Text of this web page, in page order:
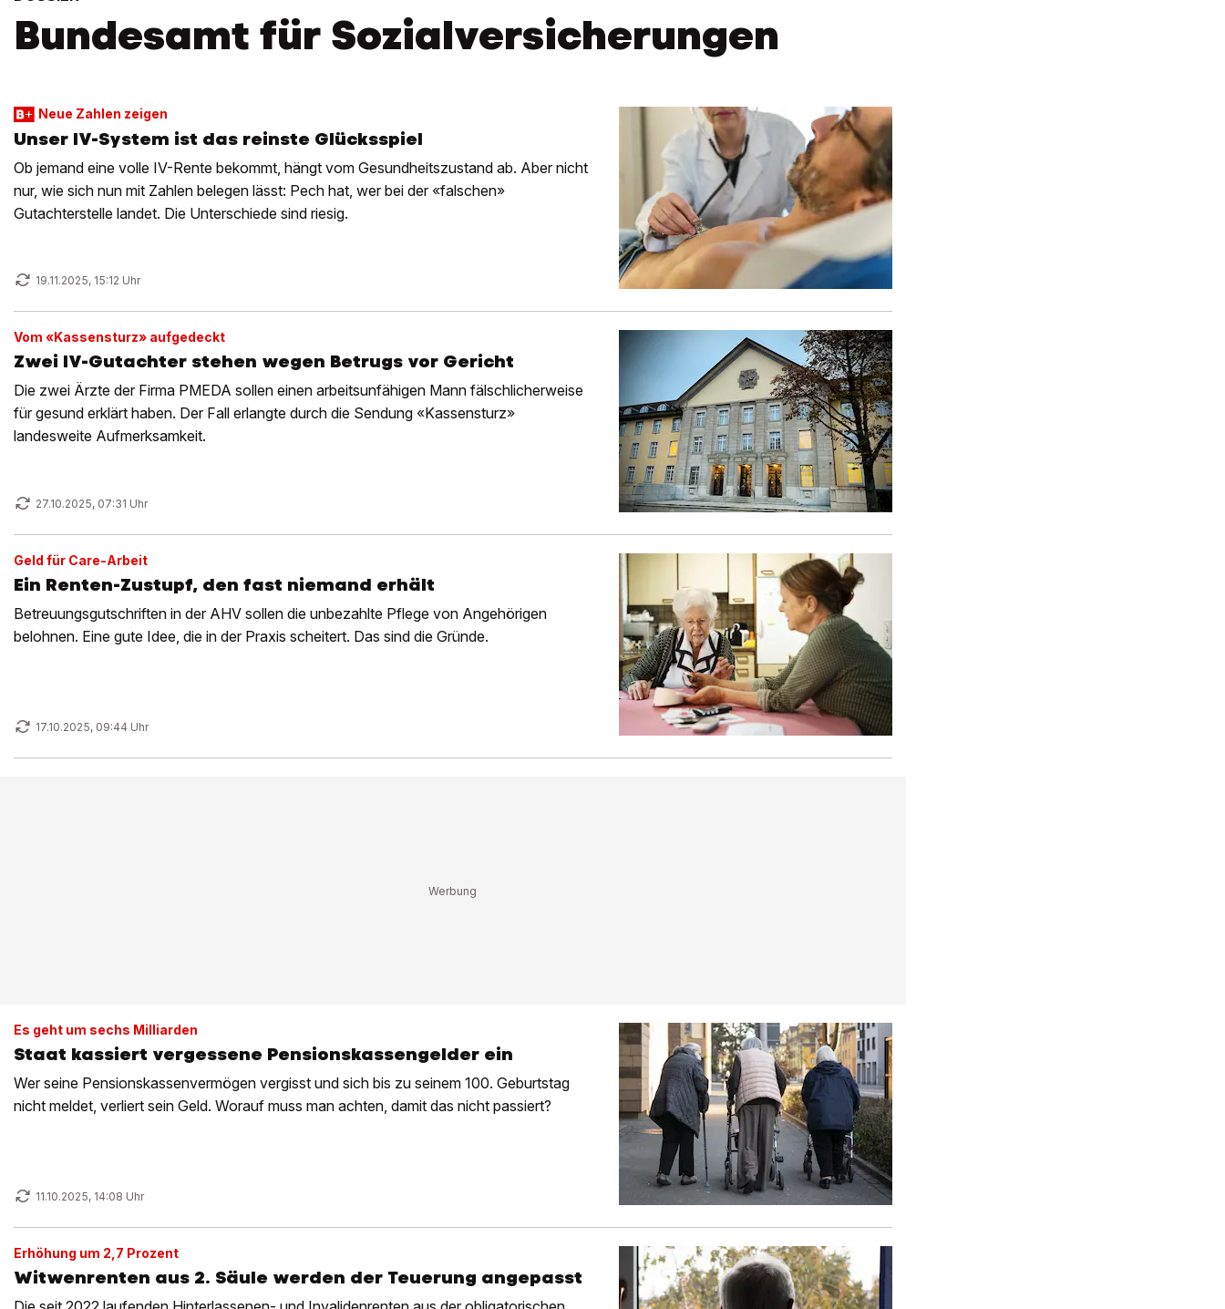
Bundesamt für Sozialversicherungen
Neue Zahlen zeigen
Unser IV-System ist das reinste Glücksspiel
Ob jemand eine volle IV-Rente bekommt, hängt vom Gesundheitszustand ab. Aber nicht
nur, wie sich nun mit Zahlen belegen lässt: Pech hat, wer bei der «falschen»
Gutachterstelle landet. Die Unterschiede sind riesig.
19.11.2025, 15:12 Uhr
Vom «Kassensturz» aufgedeckt
Zwei IV-Gutachter stehen wegen Betrugs vor Gericht
Die zwei Ärzte der Firma PMEDA sollen einen arbeitsunfähigen Mann fälschlicherweise
für gesund erklärt haben. Der Fall erlangte durch die Sendung «Kassensturz»
landesweite Aufmerksamkeit.
27.10.2025, 07:31 Uhr
Geld für Care-Arbeit
Ein Renten-Zustupf, den fast niemand erhält
Betreuungsgutschriften in der AHV sollen die unbezahlte Pflege von Angehörigen
belohnen. Eine gute Idee, die in der Praxis scheitert. Das sind die Gründe.
17.10.2025, 09:44 Uhr
Es geht um sechs Milliarden
Staat kassiert vergessene Pensionskassengelder ein
Wer seine Pensionskassenvermögen vergisst und sich bis zu seinem 100. Geburtstag
nicht meldet, verliert sein Geld. Worauf muss man achten, damit das nicht passiert?
11.10.2025, 14:08 Uhr
Erhöhung um 2,7 Prozent
Witwenrenten aus 2. Säule werden der Teuerung angepasst